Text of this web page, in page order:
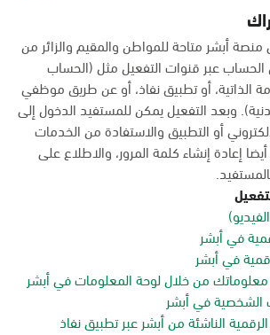
أبشر متاحة للمواطن والمقيم والزائر من
عبر قنوات التفعيل مثل (الحساب
الذاتية، أو تطبيق نفاذ، أو عن طريق موظفي
وبعد التفعيل يمكن للمستفيد الدخول إلى
أو التطبيق والاستفادة من الخدمات
إعادة إنشاء كلمة المرور، والاطلاع على
في أبشر
في أبشر
من خلال لوحة المعلومات في أبشر
الشخصية في أبشر
الناشئة من أبشر عبر تطبيق نفاذ